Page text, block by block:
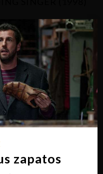
zapatos